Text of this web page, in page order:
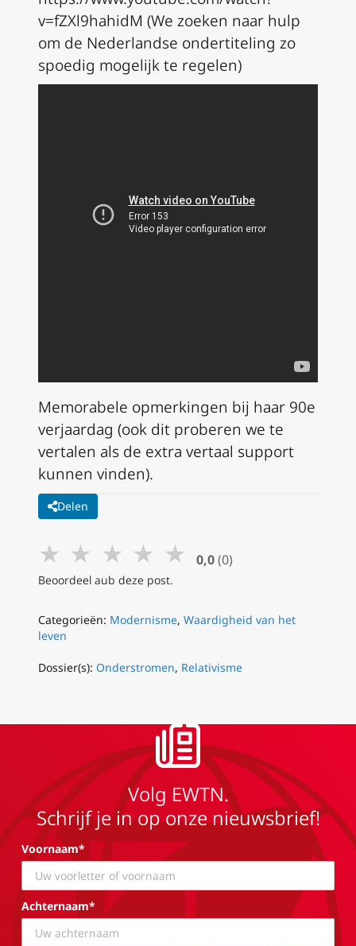
v=fZXl9hahidM (We zoeken naar hulp
om de Nederlandse ondertiteling zo
spoedig mogelijk te regelen)
Memorabele opmerkingen bij haar 90e
verjaardag (ook dit proberen we te
vertalen als de extra vertaal support
kunnen vinden).
Delen
★ ★ ★ ★ ★ 0,0 (0)
Beoordeel aub deze post.
Categorieën: Modernisme, Waardigheid van het
leven
Dossier(s): Onderstromen, Relativisme
Volg EWTN.
Schrijf je in op onze nieuwsbrief!
Voornaam*
Achternaam*